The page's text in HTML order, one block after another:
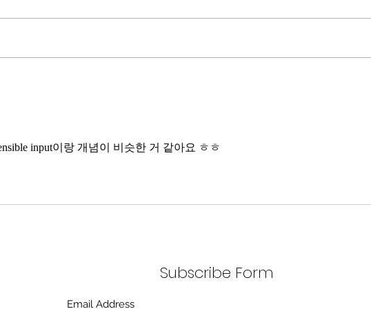
년 이후
경제가
이고, 폐
자영업자
3년 내
거다. 그런데 AI 강국이 뭔지부터
서론
는
input이랑 개념이 비슷한 거 같아요 ㅎㅎ
Subscribe Form